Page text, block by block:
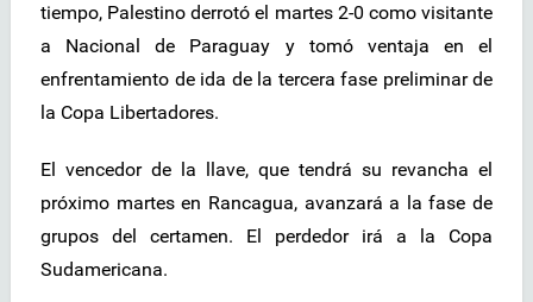
tiempo, Palestino derrotó el martes 2-0 como visitante
a Nacional de Paraguay y tomó ventaja en el
enfrentamiento de ida de la tercera fase preliminar de
la Copa Libertadores.
El vencedor de la llave, que tendrá su revancha el
próximo martes en Rancagua, avanzará a la fase de
grupos del certamen. El perdedor irá a la Copa
Sudamericana.